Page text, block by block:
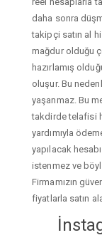
daha sonra
takipçi satın al
mağdur olduğu
hazırlamış
oluşur. Bu
yaşanmaz. Bu
takdirde telafisi
yardımıyla
yapılacak
istenmez ve
Firmamızın
fiyatlarla satın